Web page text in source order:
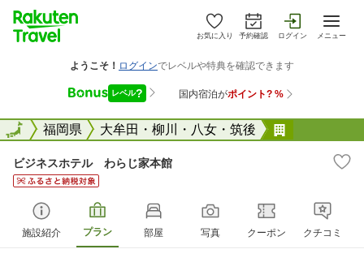
お気に入り 予約確認 ログイン メニュー
全国福岡県 大牟田・柳川・八女・筑後
全国
ビジネスホテル わらじ家本館
施設紹介 プラン 部屋 写真 クーポン クチコミ